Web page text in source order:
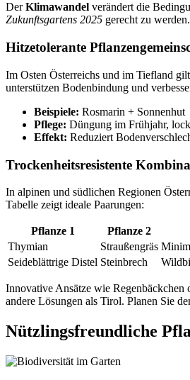
DerKlimawandel verändert die
Zukunftsgartens 2025 gerecht zu
Hitzetolerante
Im Osten Österreichs und im Tiefland gilt
unterstützen Bodenbindung und
Beispiele: Rosmarin + Sonnenhut
Pflege: Düngung im Frühjahr,
Effekt: Reduziert
Trockenheitsresistente
In alpinen und südlichen Regionen
Tabelle zeigt ideale Paarungen:
Pflanze 1 Pflanze 2
Thymian
Straußengräs
Seideblättrige Distel Steinbrech
Innovative Ansätze wie Regenbäckchen
andere Lösungen als Tirol. Planen Sie
Nützlingsfreundliche